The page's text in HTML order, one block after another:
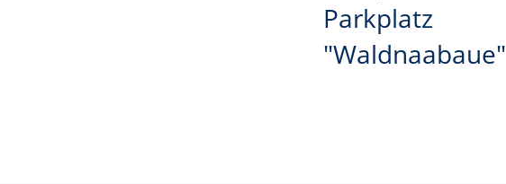
Parkplatz
"Waldnaabaue"